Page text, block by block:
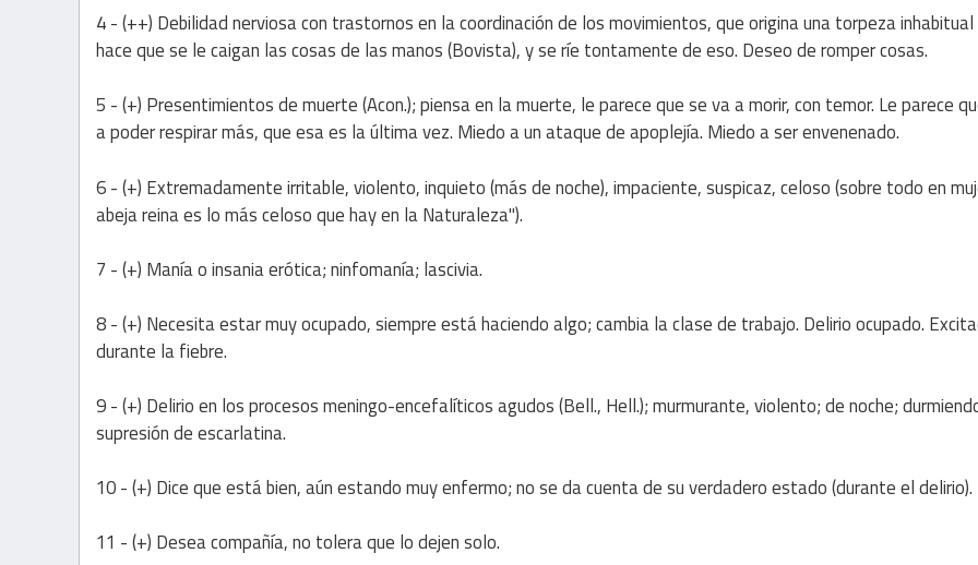
4 - (++) Debilidad nerviosa con trastornos en la coordinación de los movimientos, que origina una torpeza inhabitual
hace que se le caigan las cosas de las manos (Bovista), y se ríe tontamente de eso. Deseo de romper cosas.
5 - (+) Presentimientos de muerte (Acon.); piensa en la muerte, le parece que se va a morir, con temor. Le parece
a poder respirar más, que esa es la última vez. Miedo a un ataque de apoplejía. Miedo a ser envenenado.
6 - (+) Extremadamente irritable, violento, inquieto (más de noche), impaciente, suspicaz, celoso (sobre todo en
abeja reina es lo más celoso que hay en la Naturaleza").
7 - (+) Manía o insania erótica; ninfomanía; lascivia.
8 - (+) Necesita estar muy ocupado, siempre está haciendo algo; cambia la clase de trabajo. Delirio ocupado.
durante la fiebre.
9 - (+) Delirio en los procesos meningo-encefalíticos agudos (Bell., Hell.); murmurante, violento; de noche;
supresión de escarlatina.
10 - (+) Dice que está bien, aún estando muy enfermo; no se da cuenta de su verdadero estado (durante el delirio).
11 - (+) Desea compañía, no tolera que lo dejen solo.